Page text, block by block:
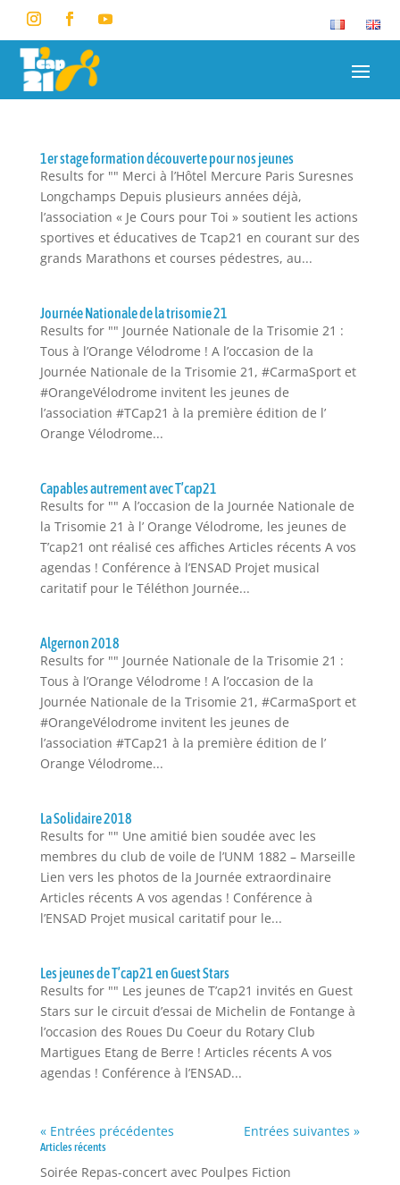
1er stage formation découverte pour nos jeunes
Results for "" Merci à l’Hôtel Mercure Paris Suresnes
Longchamps Depuis plusieurs années déjà,
l’association « Je Cours pour Toi » soutient les actions
sportives et éducatives de Tcap21 en courant sur des
grands Marathons et courses pédestres, au...
Journée Nationale de la trisomie 21
Results for "" Journée Nationale de la Trisomie 21 :
Tous à l’Orange Vélodrome ! A l’occasion de la
Journée Nationale de la Trisomie 21, #CarmaSport et
#OrangeVélodrome invitent les jeunes de
l’association #TCap21 à la première édition de l’
Orange Vélodrome...
Capables autrement avec T’cap21
Results for "" A l’occasion de la Journée Nationale de
la Trisomie 21 à l’ Orange Vélodrome, les jeunes de
T’cap21 ont réalisé ces affiches Articles récents A vos
agendas ! Conférence à l’ENSAD Projet musical
caritatif pour le Téléthon Journée...
Algernon 2018
Results for "" Journée Nationale de la Trisomie 21 :
Tous à l’Orange Vélodrome ! A l’occasion de la
Journée Nationale de la Trisomie 21, #CarmaSport et
#OrangeVélodrome invitent les jeunes de
l’association #TCap21 à la première édition de l’
Orange Vélodrome...
La Solidaire 2018
Results for "" Une amitié bien soudée avec les
membres du club de voile de l’UNM 1882 – Marseille
Lien vers les photos de la Journée extraordinaire
Articles récents A vos agendas ! Conférence à
l’ENSAD Projet musical caritatif pour le...
Les jeunes de T’cap21 en Guest Stars
Results for "" Les jeunes de T’cap21 invités en Guest
Stars sur le circuit d’essai de Michelin de Fontange à
l’occasion des Roues Du Coeur du Rotary Club
Martigues Etang de Berre ! Articles récents A vos
agendas ! Conférence à l’ENSAD...
« Entrées précédentes Entrées suivantes »
Articles récents
Soirée Repas-concert avec Poulpes Fiction